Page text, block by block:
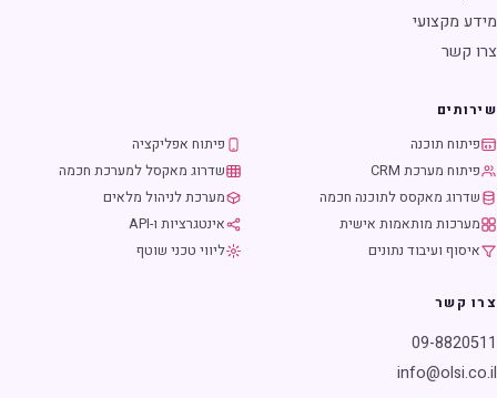
מידע מקצועי
צרו קשר
שירותים
פיתוח תוכנה
פיתוח אפליקציה
פיתוח מערכת CRM
שדרוג מאקסל למערכת חכמה
שדרוג מאקסס לתוכנה חכמה
מערכת לניהול מלאים
מערכות מותאמות אישית
אינטגרציות ו-API
איסוף ועיבוד נתונים
ליווי טכני שוטף
צרו קשר
09-8820511
info@olsi.co.il